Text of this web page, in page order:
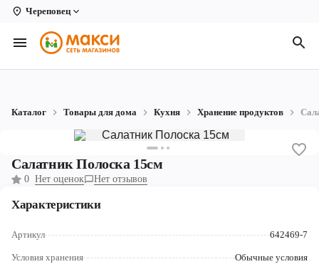
Череповец
Вологда
Архангельск
Коряжма
Котлас
Новодвинск
Каталог Товары для дома Кухня Хранение продуктов
Салатник Полоска 15см
0 Нет оценок Нет отзывов
Характеристики
Артикул 642469-7
Условия хранения Обычные условия